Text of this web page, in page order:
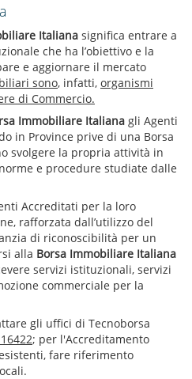
Italiana significa entrare a
che ha l’obiettivo e la
e aggiornare il mercato
sono, infatti, organismi
di Commercio.
Immobiliare Italiana gli Agenti
in Province prive di una Borsa
svolgere la propria attività in
e procedure studiate dalle
Accreditati per la loro
rafforzata dall’utilizzo del
di riconoscibilità per un
alla Borsa Immobiliare Italiana
servizi istituzionali, servizi
commerciale per la
gli uffici di Tecnoborsa
; per l'Accreditamento
fare riferimento